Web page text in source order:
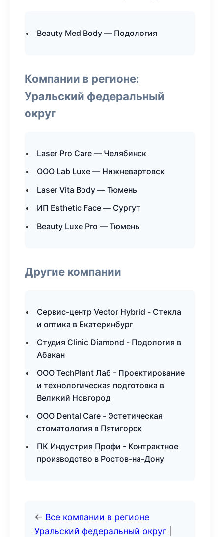
Beauty Med Body — Подология
Компании в регионе:
Уральский федеральный
округ
Laser Pro Care — Челябинск
ООО Lab Luxe — Нижневартовск
Laser Vita Body — Тюмень
ИП Esthetic Face — Сургут
Beauty Luxe Pro — Тюмень
Другие компании
Сервис-центр Vector Hybrid - Стекла
и оптика в Екатеринбург
Студия Clinic Diamond - Подология в
Абакан
ООО TechPlant Лаб - Проектирование
и технологическая подготовка в
Великий Новгород
ООО Dental Care - Эстетическая
стоматология в Пятигорск
ПК Индустрия Профи - Контрактное
производство в Ростов-на-Дону
← Все компании в регионе
Уральский федеральный округ